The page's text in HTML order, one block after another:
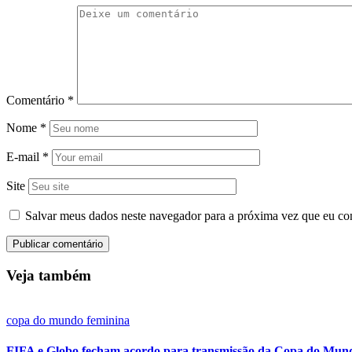
Comentário *
Nome *
E-mail *
Site
Salvar meus dados neste navegador para a próxima vez que eu
Veja também
copa do mundo feminina